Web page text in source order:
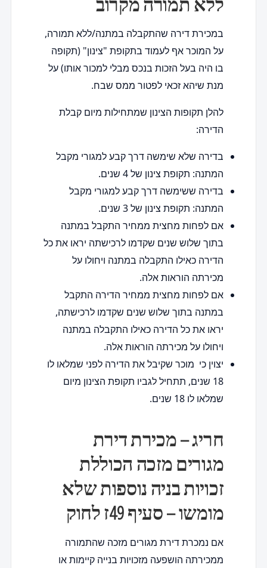
במכירת דירה שהתקבלה במתנה/ללא תמורה,
על המוכר אף לעמוד בתקופת "צינון" (תקופה
בו היה בעל הזכות בנכס מבלי למכור אותו) על
מנת שיהא זכאי לפטור ממס שבח.
להלן תקופות הצינון שמתחילות מיום קבלת
הדירה:
בדירה שלא שימשה דרך קבע למגורי מקבל
המתנה: תקופת צינון של 4 שנים.
בדירה ששימשה דרך קבע למגורי מקבל
המתנה: תקופת צינון של 3 שנים.
אם לפחות מחצית ממחיר התקבל במתנה
בתוך שלוש שנים שקדמו לרכישתה יראו את כל
הדירה כאילו התקבלה במתנה ויחולו על
מכירתה הוראות אלה.
אם לפחות מחצית ממחיר הדירה התקבל
במתנה בתוך שלוש שנים שקדמו לרכישתה,
יראו את כל הדירה כאילו התקבלה במתנה
ויחולו על מכירתה הוראות אלה.
יצוין כי מוכר שקיבל את הדירה לפני שמלאו לו
18 שנים, תתחיל לגביו תקופת הצינון מיום
שמלאו לו 18 שנים.
חריג – מכירת דירת
מגורים מזכה הכוללת
זכויות בניה נוספות שלא
מומשו – סעיף 49ז לחוק
אם נמכרת דירת מגורים מזכה שהתמורה
ממכירתה הושפעה מזכויות בנייה קיימות או